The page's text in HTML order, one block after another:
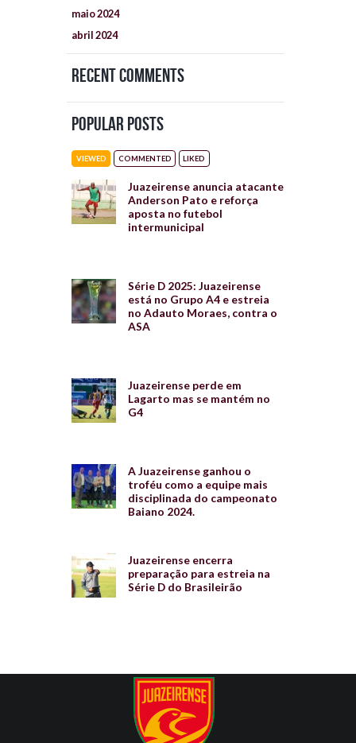
maio2024
abril2024
Recent Comments
Popular Posts
VIEWED COMMENTED LIKED
Juazeirense anuncia atacante
Anderson Pato e reforça
aposta no futebol
intermunicipal
Série D 2025: Juazeirense
está no Grupo A4 e estreia
no Adauto Moraes, contra o
ASA
Juazeirense perde em
Lagarto mas se mantém no
G4
A Juazeirense ganhou o
troféu como a equipe mais
disciplinada do campeonato
Baiano 2024.
Juazeirense encerra
preparação para estreia na
Série D do Brasileirão